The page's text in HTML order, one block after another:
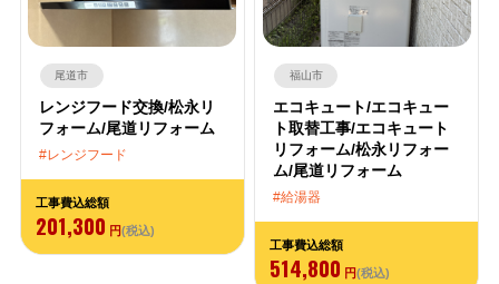
尾道市
レンジフード交換/松永リ
フォーム/尾道リフォーム
レンジフード
工事費込総額
201,300 円(税込)
福山市
エコキュート/エコキュー
ト取替工事/エコキュート
リフォーム/松永リフォー
ム/尾道リフォーム
給湯器
工事費込総額
514,800 円(税込)